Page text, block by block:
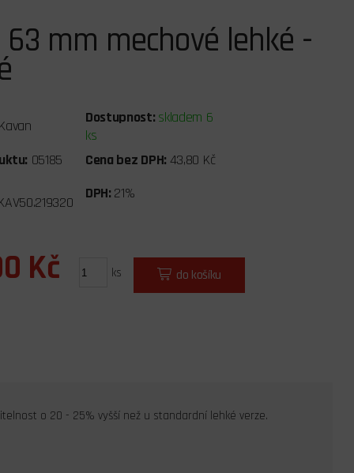
63 mm mechové lehké -
Dostupnost: skladem 6
ks
05185 Cena bez DPH: 43,80 Kč
DPH: 21%
Kč ks do košíku
o 20 - 25% vyšší než u standardní lehké verze.